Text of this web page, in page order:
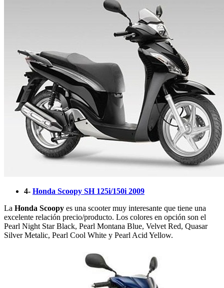
4- Honda Scoopy SH 125i/150i 2009
La Honda Scoopy es una scooter muy interesante que tiene una
excelente relación precio/producto. Los colores en opción son el
Pearl Night Star Black, Pearl Montana Blue, Velvet Red, Quasar
Silver Metalic, Pearl Cool White y Pearl Acid Yellow.